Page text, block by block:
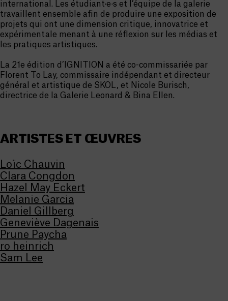
international. Les étudiant·e·s et l’équipe de la galerie
travaillent ensemble afin de produire une exposition de
projets qui ont une dimension critique, innovatrice et
expérimentale menant à une réflexion sur les médias et
les pratiques artistiques.
La 21e édition d’IGNITION a été co-commissariée par
Florent To Lay, commissaire indépendant et directeur
général et artistique de SKOL, et Nicole Burisch,
directrice de la Galerie Leonard & Bina Ellen.
ARTISTES ET ŒUVRES
Loïc Chauvin
Clara Congdon
Hazel May Eckert
Melanie Garcia
Daniel Gillberg
Geneviève Dagenais
Prune Paycha
ro heinrich
Sam Lee